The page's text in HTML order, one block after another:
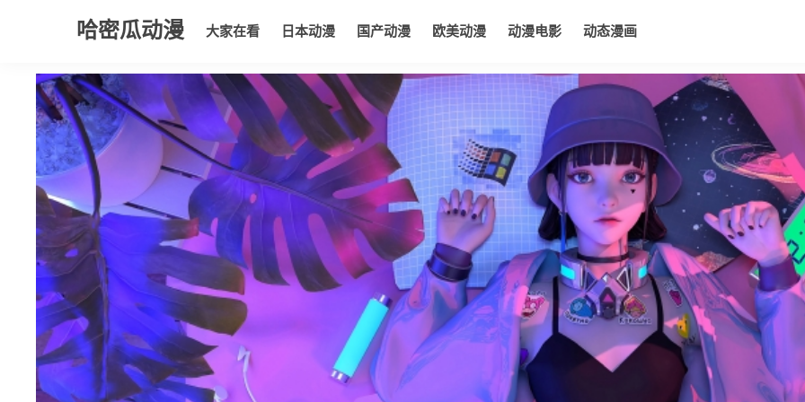
哈密瓜动漫 大家在看 日本动漫 国产动漫 欧美动漫 动漫电影 动态漫画
大家在看 日本动漫 国产动漫 欧美动漫 动漫电影 动态漫画